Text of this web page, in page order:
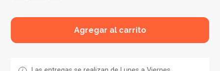
Agregar al carrito